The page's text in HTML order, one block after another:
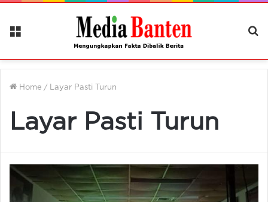
Menu
Home / Layar Pasti Turun
Layar Pasti Turun